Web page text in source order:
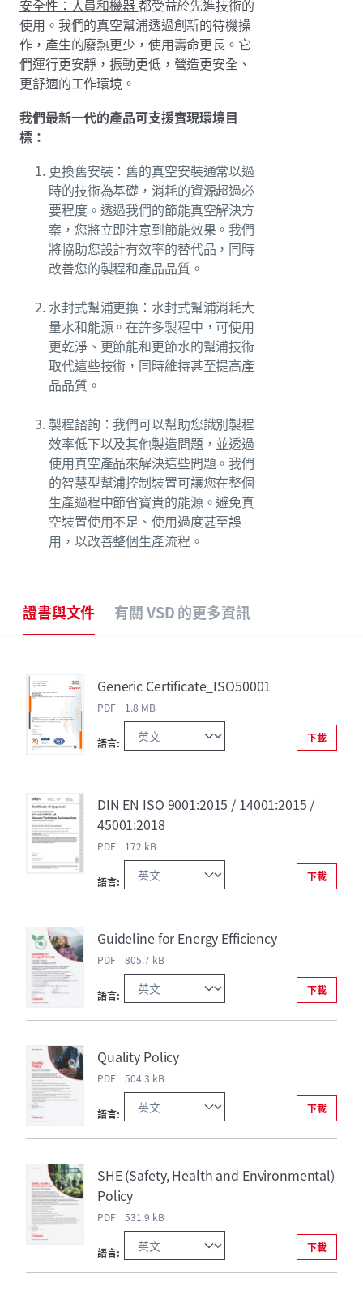
安全性：人員和機器都受益於先進技術的
使用。我們的真空幫浦透過創新的待機操
作，產生的廢熱更少，使用壽命更長。它
們運行更安靜，振動更低，營造更安全、
更舒適的工作環境。
我們最新一代的產品可支援實現環境目
標：
更換舊安裝：舊的真空安裝通常以過
時的技術為基礎，消耗的資源超過必
要程度。透過我們的節能真空解決方
案，您將立即注意到節能效果。我們
將協助您設計有效率的替代品，同時
改善您的製程和產品品質。
水封式幫浦更換：水封式幫浦消耗大
量水和能源。在許多製程中，可使用
更乾淨、更節能和更節水的幫浦技術
取代這些技術，同時維持甚至提高產
品品質。
製程諮詢：我們可以幫助您識別製程
效率低下以及其他製造問題，並透過
使用真空產品來解決這些問題。我們
的智慧型幫浦控制裝置可讓您在整個
生產過程中節省寶貴的能源。避免真
空裝置使用不足、使用過度甚至誤
用，以改善整個生產流程。
證書與文件 有關 VSD 的更多資訊
Generic Certificate_ISO50001
PDF 1.8 MB
語言: 下載
DIN EN ISO 9001:2015 / 14001:2015 /
45001:2018
PDF 172 kB
語言: 下載
Guideline for Energy Efficiency
PDF 805.7 kB
語言: 下載
Quality Policy
PDF 504.3 kB
語言: 下載
SHE (Safety, Health and Environmental)
Policy
PDF 531.9 kB
語言: 下載